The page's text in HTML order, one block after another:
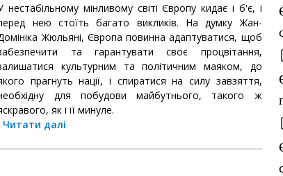
нестабільному мінливому світі Європу кидає і б'є, і
нею стоїть багато викликів. На думку Жан-
Жюльяні, Європа повинна адаптуватися, щоб
та гарантувати своє процвітання,
культурним та політичним маяком, до
прагнуть нації, і спиратися на силу завзяття,
для побудови майбутнього, такого ж
як і її минуле.
Читати далі